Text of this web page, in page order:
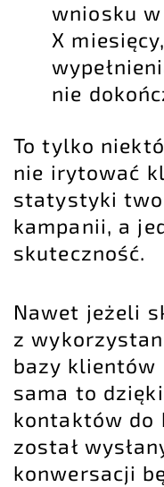
wniosku
X
nie
To tylko
nie irytować
statystyki
kampanii, a
skuteczność.
Nawet jeżeli
z
bazy klientów
sama to
kontaktów do
został
konwersacji